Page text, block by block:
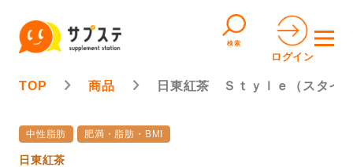
検索
ログイン
TOP 商品 日東紅茶 Ｓｔｙｌｅ（スタイ
中性脂肪 肥満・脂肪・BMI
日東紅茶